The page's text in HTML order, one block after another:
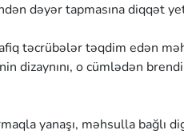
dəyər tapmasına diqqət
təcrübələr təqdim edən
dizaynını, o cümlədən
yanaşı, məhsulla bağlı